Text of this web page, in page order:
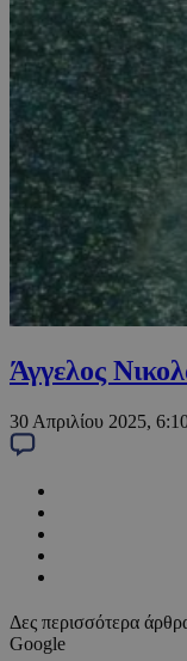
Άγγελος
30 Απριλίου 2025,
Δες περισσότερα
Google